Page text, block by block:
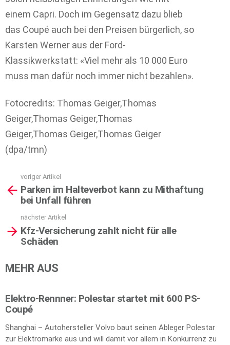
einem Capri. Doch im Gegensatz dazu blieb
das Coupé auch bei den Preisen bürgerlich, so
Karsten Werner aus der Ford-
Klassikwerkstatt: «Viel mehr als 10 000 Euro
muss man dafür noch immer nicht bezahlen».
Fotocredits: Thomas Geiger,Thomas
Geiger,Thomas Geiger,Thomas
Geiger,Thomas Geiger,Thomas Geiger
(dpa/tmn)
more
voriger Artikel
Parken im Halteverbot kann zu Mithaftung
bei Unfall führen
nächster Artikel
Kfz-Versicherung zahlt nicht für alle
Schäden
MEHR AUS
Elektro-Rennner: Polestar startet mit 600 PS-
Coupé
Shanghai – Autohersteller Volvo baut seinen Ableger Polestar
zur Elektromarke aus und will damit vor allem in Konkurrenz zu